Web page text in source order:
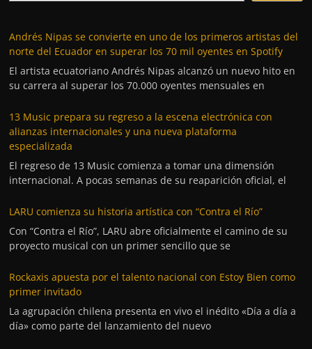
Andrés Nipas se convierte en uno de los primeros artistas del
norte del Ecuador en superar los 70 mil oyentes en Spotify
El artista ecuatoriano Andrés Nipas alcanzó un nuevo hito en
su carrera al superar los 70.000 oyentes mensuales en
13 Music prepara su regreso a la escena electrónica con
alianzas internacionales y una nueva plataforma
especializada
El regreso de 13 Music comienza a tomar una dimensión
internacional. A pocas semanas de su reaparición oficial, el
LARU comienza su historia artística con “Contra el Río”
Con “Contra el Río”, LARU abre oficialmente el camino de su
proyecto musical con un primer sencillo que se
Rockaxis apuesta por el talento nacional con Estoy Bien como
primer invitado
La agrupación chilena presenta en vivo el inédito «Día a día a
día» como parte del lanzamiento del nuevo